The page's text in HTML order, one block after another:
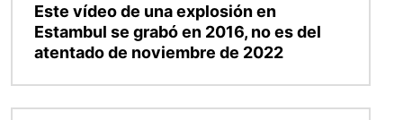
Este vídeo de una explosión en
Estambul se grabó en 2016, no es del
atentado de noviembre de 2022